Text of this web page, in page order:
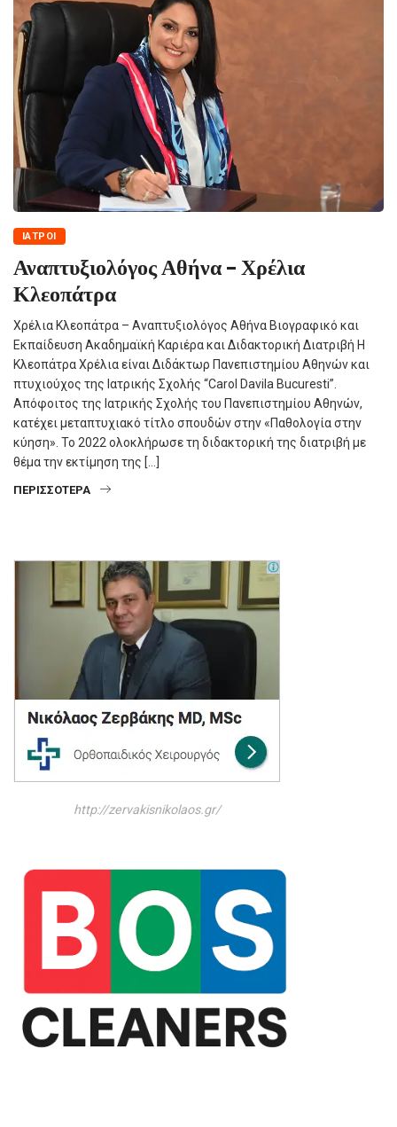
ΙΑΤΡΟΊ
Αναπτυξιολόγος Αθήνα – Χρέλια
Κλεοπάτρα
Χρέλια Κλεοπάτρα – Αναπτυξιολόγος Αθήνα Βιογραφικό και
Εκπαίδευση Ακαδημαϊκή Καριέρα και Διδακτορική Διατριβή Η
Κλεοπάτρα Χρέλια είναι Διδάκτωρ Πανεπιστημίου Αθηνών και
πτυχιούχος της Ιατρικής Σχολής “Carol Davila Bucuresti”.
Απόφοιτος της Ιατρικής Σχολής του Πανεπιστημίου Αθηνών,
κατέχει μεταπτυχιακό τίτλο σπουδών στην «Παθολογία στην
κύηση». Το 2022 ολοκλήρωσε τη διδακτορική της διατριβή με
θέμα την εκτίμηση της […]
ΠΕΡΙΣΣΌΤΕΡΑ
http://zervakisnikolaos.gr/